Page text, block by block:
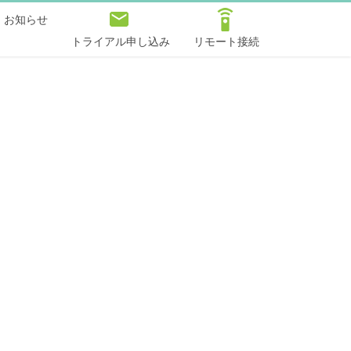
お知らせ
トライアル申し込み
リモート接続